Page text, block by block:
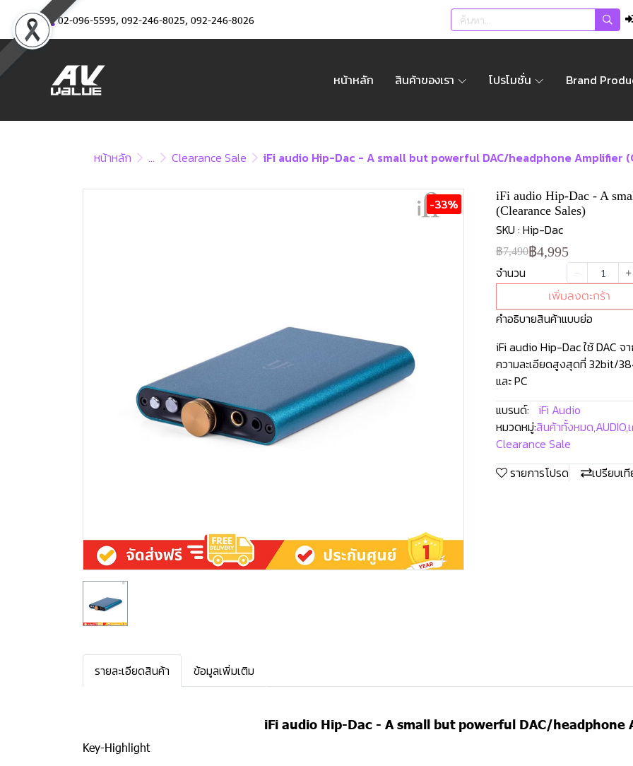
02-096-5595, 092-246-8025, 092-246-8026
หน้าหลัก สินค้าของเรา โปรโมชั่น Brand
หน้าหลัก ... Clearance Sale iFi audio Hip-Dac - A small but powerful DAC/headphone Amplifier
-33%
iFi audio Hip-Dac - A
(Clearance Sales)
SKU : Hip-Dac
฿7,490฿4,995
จำนวน
เพิ่มลงตะกร้า
คำอธิบายสินค้าแบบย่อ
iFi audio Hip-Dac ใช้ DAC
ความละเอียดสูงสุดที่ 32bit/
และ PC
แบรนด์: iFi Audio
หมวดหมู่:สินค้าทั้งหมด,AUDIO,
Clearance Sale
รายการโปรด
เปรียบเ
รายละเอียดสินค้า ข้อมูลเพิ่มเติม
iFi audio Hip-Dac - A small but powerful DAC/headphone
Key-Highlight